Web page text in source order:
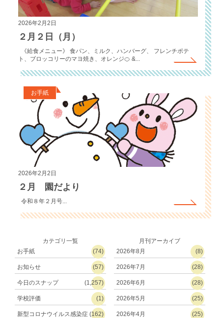
2026年2月2日
２月２日（月）
《給食メニュー》 食パン、ミルク、ハンバーグ、 フレンチポテ
ト、ブロッコリーのマヨ焼き、オレンジ🍊 &...
お手紙
2026年2月2日
２月 園だより
令和８年２月号...
カテゴリ一覧
お手紙
(74)
お知らせ (57)
今日のスナップ (1,257)
学校評価 (1)
新型コロナウイルス感染症 (162)
月刊アーカイブ
2026年8月
(8)
2026年7月 (28)
2026年6月 (28)
2026年5月 (25)
2026年4月 (25)